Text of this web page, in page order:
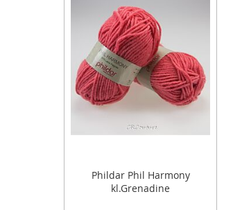
Phildar Phil Harmony
kl.Grenadine